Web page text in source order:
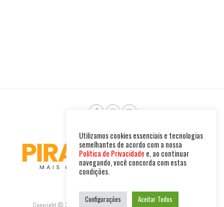
Copyright © 2025. Todos os direitos reservados. PIRAMBU NEWS
Utilizamos cookies essenciais e tecnologias
semelhantes de acordo com a nossa
Política de Privacidade e, ao continuar
navegando, você concorda com estas
condições.
Configurações Aceitar Todos